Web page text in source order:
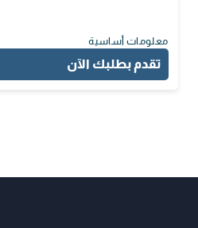
معلومات أساسية
تقدم بطلبك الآن